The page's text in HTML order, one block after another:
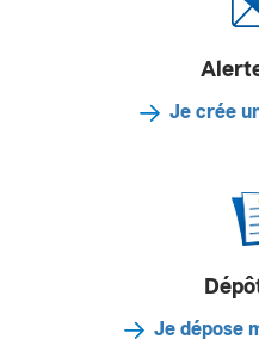
Je crée
Je dépose